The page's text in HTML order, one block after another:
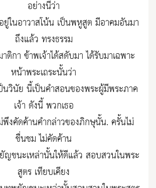
อย่างนี้ว่า
ยู่ในอาวาสโน้น เป็นพหูสูต มีอาคมอันมา
ถึงแล้ว ทรงธรรม
ติกา ข้าพเจ้าได้สดับมา ได้รับมาเฉพาะ
หน้าพระเถระนั้นว่า
นวินัย นี้เป็นคำสอนของพระผู้มีพระภาค
เจ้า ดังนี้ พวกเธอ
งคัดค้านคำกล่าวของภิกษุนั้น. ครั้นไม่
ชื่นชม ไม่คัดค้าน
ญชนะเหล่านั้นให้ดีแล้ว สอบสวนในพระ
สูตร เทียบเคียง